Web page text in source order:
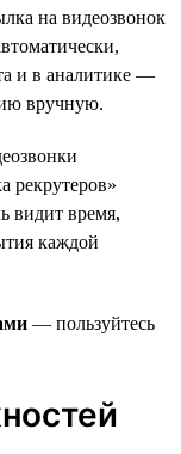
на видеозвонок
и в аналитике —
вручную.
рекрутеров»
видит время,
каждой
— пользуйтесь